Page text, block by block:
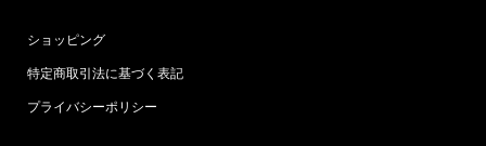
ショッピング
特定商取引法に基づく表記
プライバシーポリシー